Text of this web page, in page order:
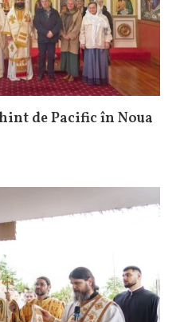
de Pacific în Noua